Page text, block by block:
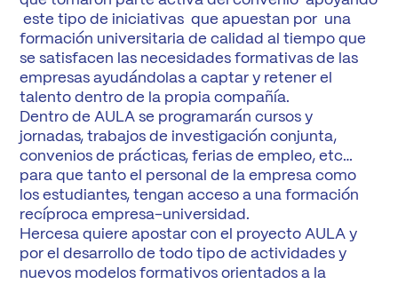
este tipo de iniciativas que apuestan por una
formación universitaria de calidad al tiempo que
se satisfacen las necesidades formativas de las
empresas ayudándolas a captar y retener el
talento dentro de la propia compañía.
Dentro de AULA se programarán cursos y
jornadas, trabajos de investigación conjunta,
convenios de prácticas, ferias de empleo, etc…
para que tanto el personal de la empresa como
los estudiantes, tengan acceso a una formación
recíproca empresa-universidad.
Hercesa quiere apostar con el proyecto AULA y
por el desarrollo de todo tipo de actividades y
nuevos modelos formativos orientados a la